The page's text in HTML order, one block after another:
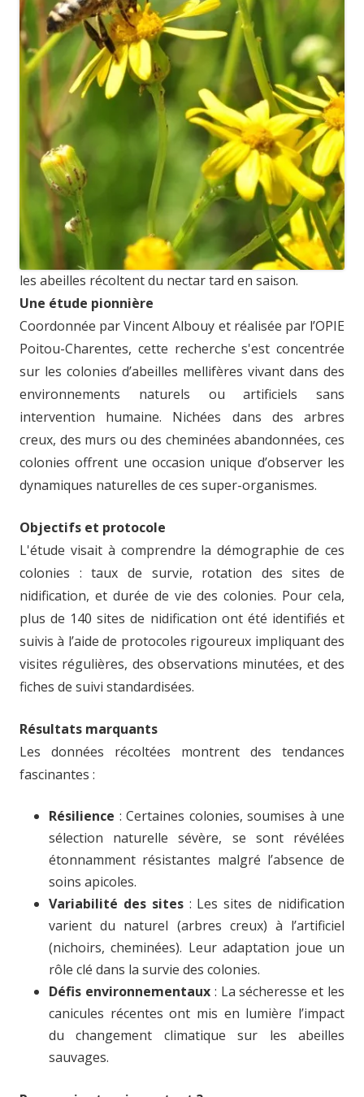
les abeilles récoltent du nectar tard en saison.
Une étude pionnière
Coordonnée par Vincent Albouy et réalisée par l’OPIE
Poitou-Charentes, cette recherche s'est concentrée
sur les colonies d’abeilles mellifères vivant dans des
environnements naturels ou artificiels sans
intervention humaine. Nichées dans des arbres
creux, des murs ou des cheminées abandonnées, ces
colonies offrent une occasion unique d’observer les
dynamiques naturelles de ces super-organismes.
Objectifs et protocole
L'étude visait à comprendre la démographie de ces
colonies : taux de survie, rotation des sites de
nidification, et durée de vie des colonies. Pour cela,
plus de 140 sites de nidification ont été identifiés et
suivis à l’aide de protocoles rigoureux impliquant des
visites régulières, des observations minutées, et des
fiches de suivi standardisées.
Résultats marquants
Les données récoltées montrent des tendances
fascinantes :
Résilience : Certaines colonies, soumises à une
sélection naturelle sévère, se sont révélées
étonnamment résistantes malgré l’absence de
soins apicoles.
Variabilité des sites: Les sites de nidification
varient du naturel (arbres creux) à l’artificiel
(nichoirs, cheminées). Leur adaptation joue un
rôle clé dans la survie des colonies.
Défis environnementaux: La sécheresse et les
canicules récentes ont mis en lumière l’impact
du changement climatique sur les abeilles
sauvages.